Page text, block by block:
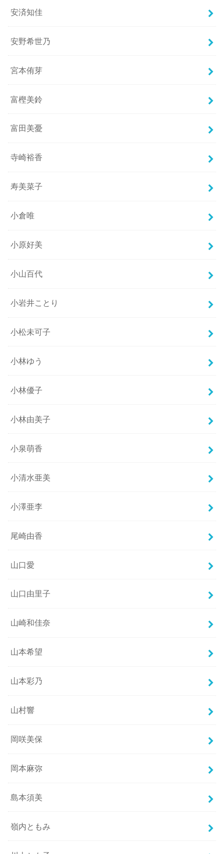
安済知佳
安野希世乃
宮本侑芽
富樫美鈴
富田美憂
寺崎裕香
寿美菜子
小倉唯
小原好美
小山百代
小岩井ことり
小松未可子
小林ゆう
小林優子
小林由美子
小泉萌香
小清水亜美
小澤亜李
尾崎由香
山口愛
山口由里子
山崎和佳奈
山本希望
山本彩乃
山村響
岡咲美保
岡本麻弥
島本須美
嶺内ともみ